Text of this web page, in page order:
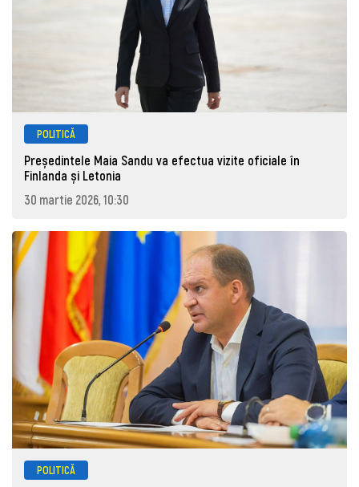
POLITICĂ
Președintele Maia Sandu va efectua vizite oficiale în
Finlanda și Letonia
30 martie 2026, 10:30
POLITICĂ